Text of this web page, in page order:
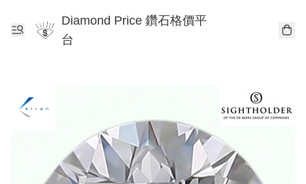
Diamond Price 鑽石格價平
台